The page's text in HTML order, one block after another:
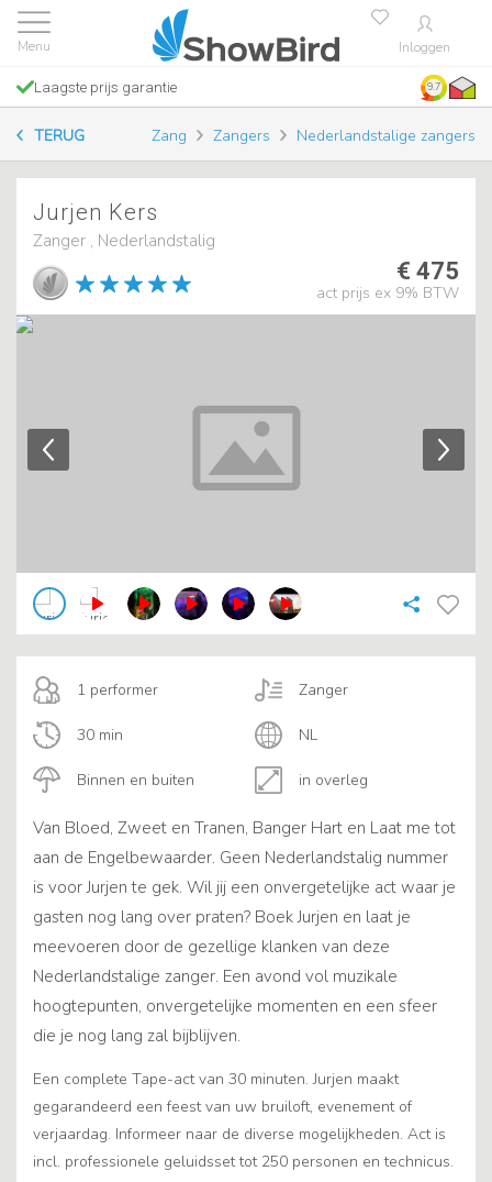
Inloggen
Laagste prijs garantie 9.7
TERUG Zang Zangers Nederlandstalige zangers
Jurjen Kers
Zanger , Nederlandstalig
€ 475
act prijs ex 9% BTW
1 performer
Binnen en buiten
Zanger
30 min
in overleg
NL
Van Bloed, Zweet en Tranen, Banger Hart en Laat me tot
aan de Engelbewaarder. Geen Nederlandstalig nummer
is voor Jurjen te gek. Wil jij een onvergetelijke act waar je
gasten nog lang over praten? Boek Jurjen en laat je
meevoeren door de gezellige klanken van deze
Nederlandstalige zanger. Een avond vol muzikale
hoogtepunten, onvergetelijke momenten en een sfeer
die je nog lang zal bijblijven.
Een complete Tape-act van 30 minuten. Jurjen maakt
gegarandeerd een feest van uw bruiloft, evenement of
verjaardag. Informeer naar de diverse mogelijkheden. Act is
incl. professionele geluidsset tot 250 personen en technicus.